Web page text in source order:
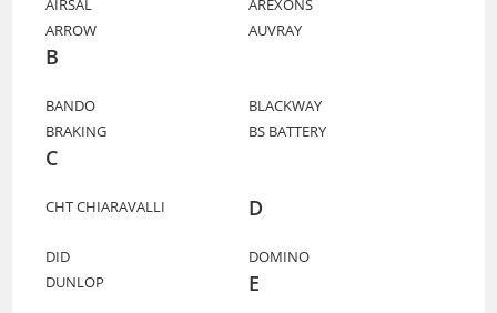
AIRSAL
AREXONS
ARROW
AUVRAY
B
BANDO
BLACKWAY
BRAKING
BS BATTERY
C
CHT CHIARAVALLI D
DID
DOMINO
DUNLOP
E